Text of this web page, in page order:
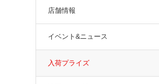
店舗情報
イベント&ニュース
入荷プライズ